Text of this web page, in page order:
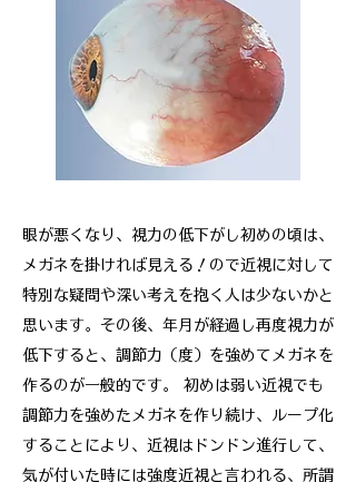
眼が悪くなり、視力の低下がし初めの頃は、
メガネを掛ければ見える！ので近視に対して
特別な疑問や深い考えを抱く人は少ないかと
思います。その後、年月が経過し再度視力が
低下すると、調節力（度）を強めてメガネを
作るのが一般的です。 初めは弱い近視でも
調節力を強めたメガネを作り続け、ループ化
することにより、近視はドンドン進行して、
気が付いた時には強度近視と言われる、所謂